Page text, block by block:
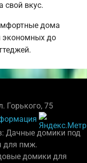
свой вкус.
дома
экономных до
Горького, 75
Дачные домики под
для пмж.
домики для